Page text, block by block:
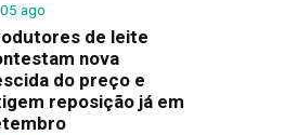
ago
de leite
nova
do preço e
reposição já em